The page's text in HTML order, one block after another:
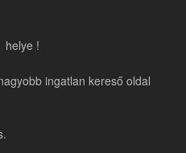
helye !
ingatlan kereső oldal